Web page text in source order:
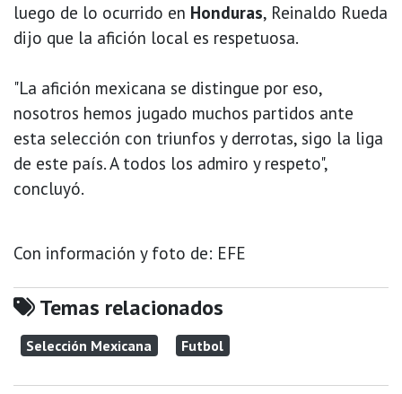
luego de lo ocurrido en Honduras, Reinaldo Rueda
dijo que la afición local es respetuosa.
"La afición mexicana se distingue por eso,
nosotros hemos jugado muchos partidos ante
esta selección con triunfos y derrotas, sigo la liga
de este país. A todos los admiro y respeto",
concluyó.
Con información y foto de: EFE
Temas relacionados
Selección Mexicana Futbol